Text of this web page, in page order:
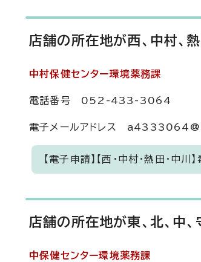
店舗の所在地が西、中村、
中村保健センター環境薬務課
電話番号 052-433-3064
電子メールアドレス
【電子申請】【西・中村・熱田・中
店舗の所在地が東、北、中
中保健センター環境薬務課